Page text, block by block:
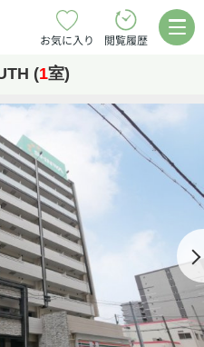
お気に入り 閲覧履歴
(1室)